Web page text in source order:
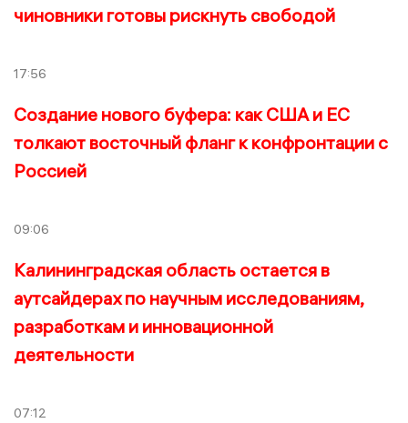
чиновники готовы рискнуть свободой
17:56
Создание нового буфера: как США и ЕС
толкают восточный фланг к конфронтации с
Россией
09:06
Калининградская область остается в
аутсайдерах по научным исследованиям,
разработкам и инновационной
деятельности
07:12